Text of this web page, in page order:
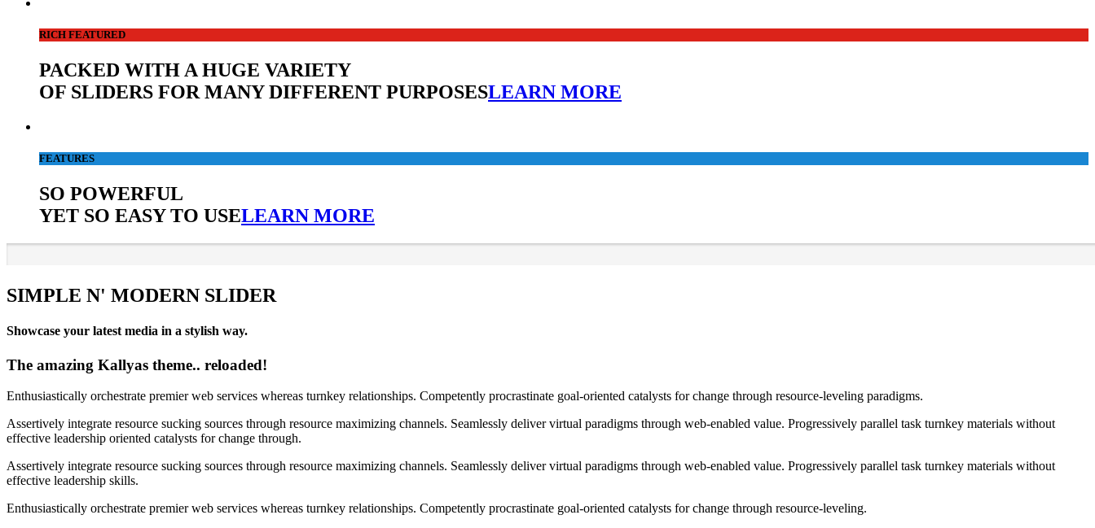
RICH FEATURED
PACKED WITH A HUGE VARIETY
OF SLIDERS FOR MANY DIFFERENT PURPOSESLEARN MORE
FEATURES
SO POWERFUL
YET SO EASY TO USELEARN MORE
SIMPLE N' MODERN SLIDER
Showcase your latest media in a stylish way.
The amazing Kallyas theme.. reloaded!
Enthusiastically orchestrate premier web services whereas turnkey relationships. Competently procrastinate goal-oriented catalysts for change through resource-leveling paradigms.
Assertively integrate resource sucking sources through resource maximizing channels. Seamlessly deliver virtual paradigms through web-enabled value. Progressively parallel task turnkey materials without
effective leadership oriented catalysts for change through.
Assertively integrate resource sucking sources through resource maximizing channels. Seamlessly deliver virtual paradigms through web-enabled value. Progressively parallel task turnkey materials without
effective leadership skills.
Enthusiastically orchestrate premier web services whereas turnkey relationships. Competently procrastinate goal-oriented catalysts for change through resource-leveling.